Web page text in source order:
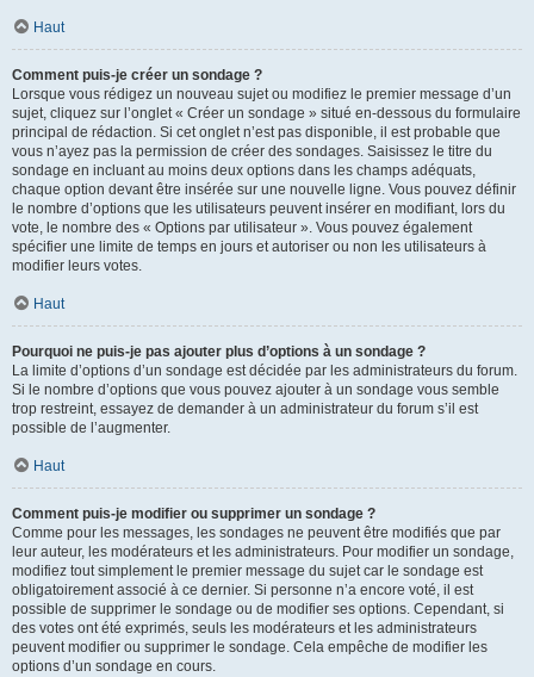
Haut
Comment puis-je créer un sondage ?
Lorsque vous rédigez un nouveau sujet ou modifiez le premier message d’un
sujet, cliquez sur l’onglet « Créer un sondage » situé en-dessous du formulaire
principal de rédaction. Si cet onglet n’est pas disponible, il est probable que
vous n’ayez pas la permission de créer des sondages. Saisissez le titre du
sondage en incluant au moins deux options dans les champs adéquats,
chaque option devant être insérée sur une nouvelle ligne. Vous pouvez définir
le nombre d’options que les utilisateurs peuvent insérer en modifiant, lors du
vote, le nombre des « Options par utilisateur ». Vous pouvez également
spécifier une limite de temps en jours et autoriser ou non les utilisateurs à
modifier leurs votes.
Haut
Pourquoi ne puis-je pas ajouter plus d’options à un sondage ?
La limite d’options d’un sondage est décidée par les administrateurs du forum.
Si le nombre d’options que vous pouvez ajouter à un sondage vous semble
trop restreint, essayez de demander à un administrateur du forum s’il est
possible de l’augmenter.
Haut
Comment puis-je modifier ou supprimer un sondage ?
Comme pour les messages, les sondages ne peuvent être modifiés que par
leur auteur, les modérateurs et les administrateurs. Pour modifier un sondage,
modifiez tout simplement le premier message du sujet car le sondage est
obligatoirement associé à ce dernier. Si personne n’a encore voté, il est
possible de supprimer le sondage ou de modifier ses options. Cependant, si
des votes ont été exprimés, seuls les modérateurs et les administrateurs
peuvent modifier ou supprimer le sondage. Cela empêche de modifier les
options d’un sondage en cours.